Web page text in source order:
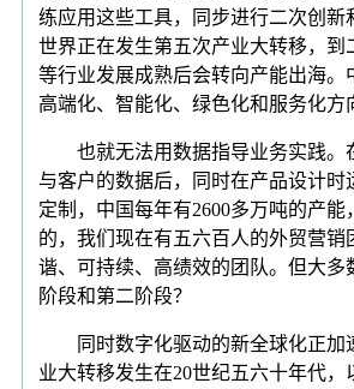
练应用这些工具，同步进行二次创新
世界正在发生第五次产业大转移，到
等行业发展成熟后会转向产能出海。
高端化、智能化、绿色化和服务化方
也就无法用数据指导业务实践。
与客户的数据后，同时在产品设计时
定制，中国每年有2600多万吨的产能
的，我们现在有五六百人的外贸营销
谐、可持续、高绩效的团队。但大多
阶段和第二阶段？
同时数字化驱动的新全球化正加
业大转移发生在20世纪五六十年代，